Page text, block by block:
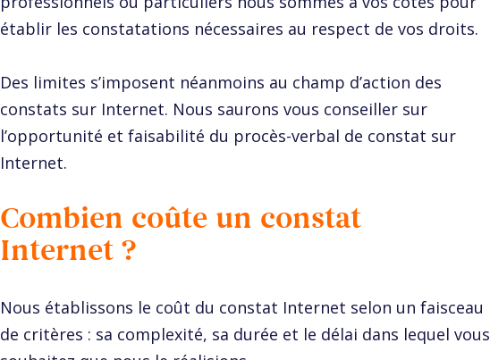
établir les constatations nécessaires au respect de vos droits.
Des limites s’imposent néanmoins au champ d’action des
constats sur Internet. Nous saurons vous conseiller sur
l’opportunité et faisabilité du procès-verbal de constat sur
Internet.
Combien coûte un constat
Internet ?
Nous établissons le coût du constat Internet selon un faisceau
de critères : sa complexité, sa durée et le délai dans lequel vous